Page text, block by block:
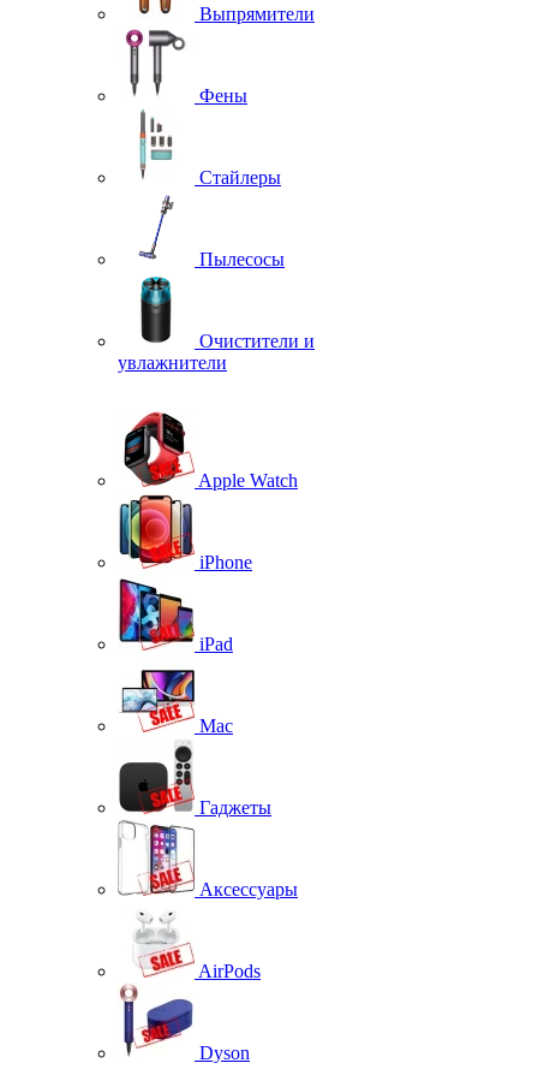
Выпрямители
Фены
Стайлеры
Пылесосы
Очистители и
увлажнители
Apple Watch
iPhone
iPad
Mac
Гаджеты
Аксессуары
AirPods
Dyson